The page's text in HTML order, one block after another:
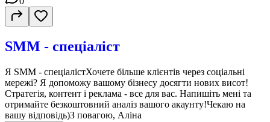
SMM - спеціаліст
Я SMM - спеціалістХочете більше клієнтів через соціальні
мережі? Я допоможу вашому бізнесу досягти нових висот!
Стратегія, контент і реклама - все для вас. Напишіть мені та
отримайте безкоштовний аналіз вашого акаунту!Чекаю на
вашу відповідь)З повагою, Аліна